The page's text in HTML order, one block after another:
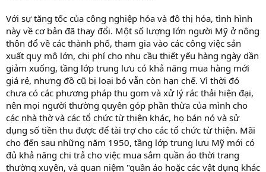
Với sự tăng tốc của công nghiệp hóa và đô thị hóa, tình hình
này về cơ bản đã thay đổi. Một số lượng lớn người Mỹ ở nông
thôn đổ về các thành phố, tham gia vào các công việc sản
xuất quy mô lớn, chi phí cho nhu cầu thiết yếu hàng ngày dần
giảm xuống, tầng lớp trung lưu có khả năng mua hàng mới
giá rẻ, nhưng đồ cũ bị loại bỏ vẫn còn hạn chế. Vì thời đó
chưa có các phương pháp thu gom và xử lý rác thải hiện đại,
nên mọi người thường quyên góp phần thừa của mình cho
các nhà thờ và các tổ chức từ thiện khác, họ bán nó và sử
dụng số tiền thu được để tài trợ cho các tổ chức từ thiện. Mãi
cho đến sau những năm 1950, tầng lớp trung lưu Mỹ mới có
đủ khả năng chi trả cho việc mua sắm quần áo thời trang
thường xuyên, và quan niệm "quần áo hoặc các vật dụng khác